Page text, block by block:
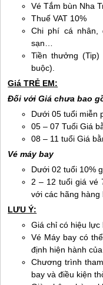
Vé Tắm bùn Nha
Thuế VAT 10%
Chi phí cá nhân,
sạn…
Tiền thưởng
buộc).
Giá TRẺ EM:
Đối với Giá chưa bao
Dưới 05 tuổi miễn
05 – 07 Tuổi Giá
08 – 11 tuổi Giá
Vé máy bay
Dưới 02 tuổi 10%
2 – 12 tuổi giá vé
với các hãng hàng
LƯU Ý:
Giá chỉ có hiệu lực
Vé Máy bay có
định hiện hành
Chương trình
bay và điều kiện